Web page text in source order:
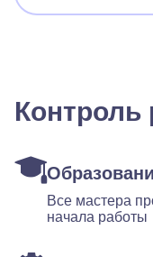
Контроль
Все мастера
начала работы